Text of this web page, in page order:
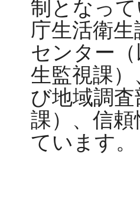
制となっ
庁生活衛
センター
生監視課
び地域調
課）、信
ています。